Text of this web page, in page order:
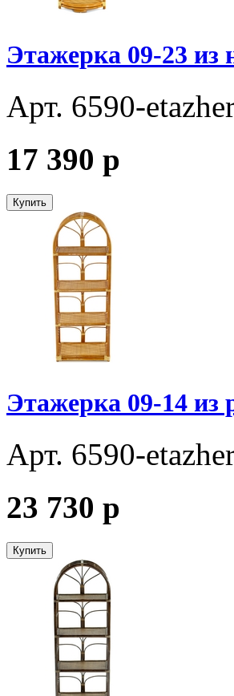
Этажерка 09-23 из
Арт. 6590-
17 390 p
Купить
Этажерка 09-14 из
Арт. 6590-
23 730 p
Купить